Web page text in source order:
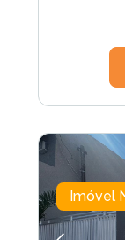
Imóvel